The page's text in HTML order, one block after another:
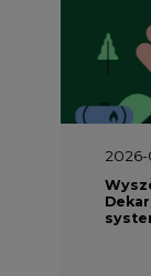
2026-